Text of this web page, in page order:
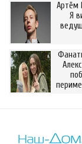
Артём
Я